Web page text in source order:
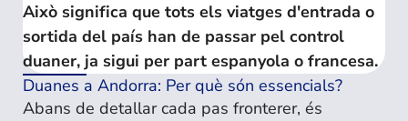
Això significa que tots els viatges d'entrada o
sortida del país han de passar pel control
duaner, ja sigui per part espanyola o francesa.
Duanes a Andorra: Per què són essencials?
Abans de detallar cada pas fronterer, és